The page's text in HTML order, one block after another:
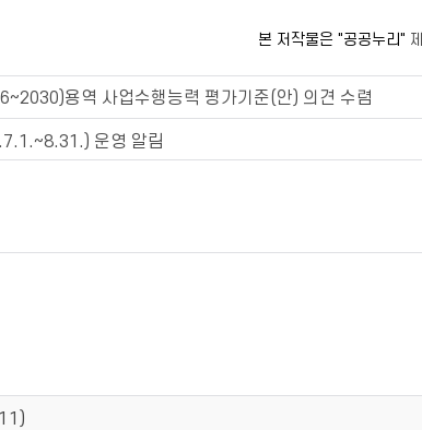
본 저작물은 "공공누리"
용역 사업수행능력 평가기준(안) 의견 수렴
운영 알림
)